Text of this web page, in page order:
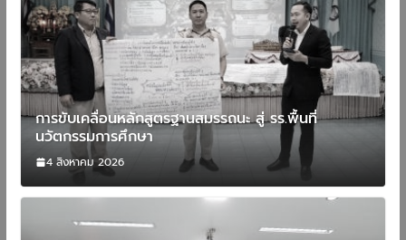
การขับเคลื่อนหลักสูตรฐานสมรรถนะ สู่ รร.พื้นที่
นวัตกรรมการศึกษา
4 สิงหาคม 2026